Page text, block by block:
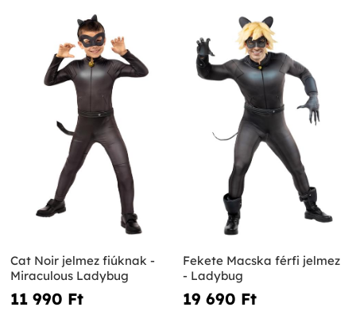
Cat Noir jelmez fiúknak -
Miraculous Ladybug
11 990 Ft‎
Fekete Macska férfi jelmez
- Ladybug
19 690 Ft‎